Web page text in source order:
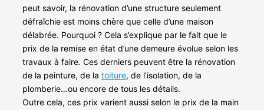
peut savoir, la rénovation d’une structure seulement
défraîchie est moins chère que celle d’une maison
délabrée. Pourquoi ? Cela s’explique par le fait que le
prix de la remise en état d’une demeure évolue selon les
travaux à faire. Ces derniers peuvent être la rénovation
de la peinture, de la toiture, de l’isolation, de la
plomberie…ou encore de tous les détails.
Outre cela, ces prix varient aussi selon le prix de la main